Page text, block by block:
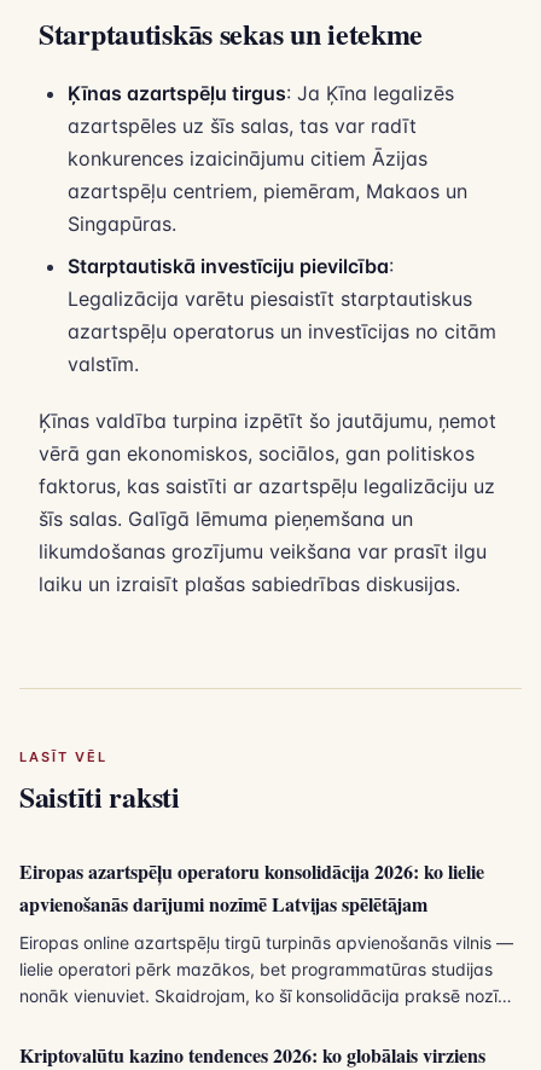
Starptautiskās sekas un ietekme
Ķīnas azartspēļu tirgus: Ja Ķīna legalizēs
azartspēles uz šīs salas, tas var radīt
konkurences izaicinājumu citiem Āzijas
azartspēļu centriem, piemēram, Makaos un
Singapūras.
Starptautiskā investīciju pievilcība:
Legalizācija varētu piesaistīt starptautiskus
azartspēļu operatorus un investīcijas no citām
valstīm.
Ķīnas valdība turpina izpētīt šo jautājumu, ņemot
vērā gan ekonomiskos, sociālos, gan politiskos
faktorus, kas saistīti ar azartspēļu legalizāciju uz
šīs salas. Galīgā lēmuma pieņemšana un
likumdošanas grozījumu veikšana var prasīt ilgu
laiku un izraisīt plašas sabiedrības diskusijas.
LASĪT VĒL
Saistīti raksti
Eiropas azartspēļu operatoru konsolidācija 2026: ko lielie
apvienošanās darījumi nozīmē Latvijas spēlētājam
Eiropas online azartspēļu tirgū turpinās apvienošanās vilnis —
lielie operatori pērk mazākos, bet programmatūras studijas
nonāk vienuviet. Skaidrojam, ko šī konsolidācija praksē nozīmē
Kriptovalūtu kazino tendences 2026: ko globālais virziens